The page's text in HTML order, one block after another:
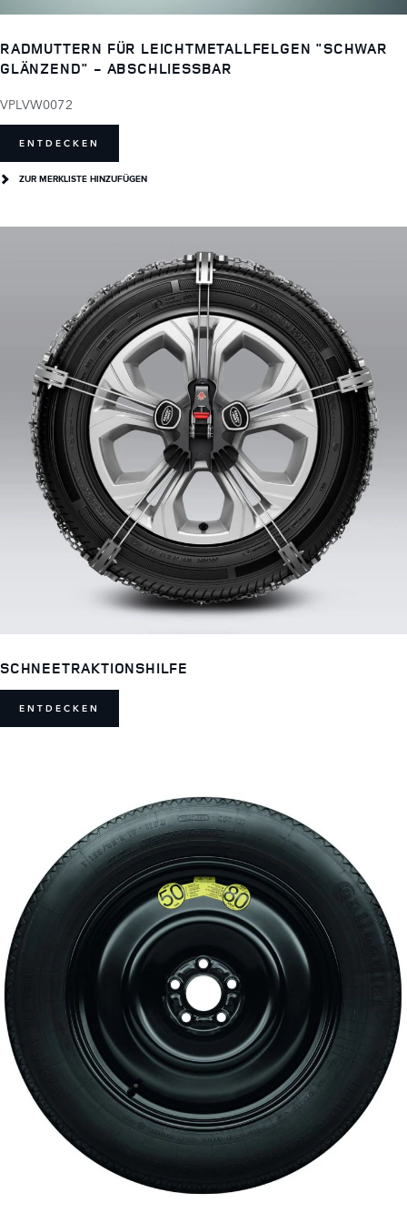
RADMUTTERN FÜR LEICHTMETALLFELGEN "SCHWAR
GLÄNZEND" - ABSCHLIESSBAR
VPLVW0072
ENTDECKEN
ZUR MERKLISTE HINZUFÜGEN
SCHNEETRAKTIONSHILFE
ENTDECKEN